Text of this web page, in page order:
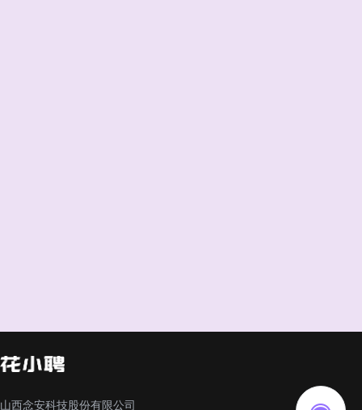
山西念安科技股份有限公司